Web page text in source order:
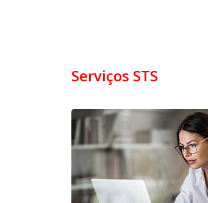
Serviços STS